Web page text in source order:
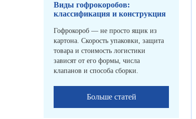
Виды гофрокоробов:
классификация и конструкция
Гофрокороб — не просто ящик из
картона. Скорость упаковки, защита
товара и стоимость логистики
зависят от его формы, числа
клапанов и способа сборки.
Больше статей